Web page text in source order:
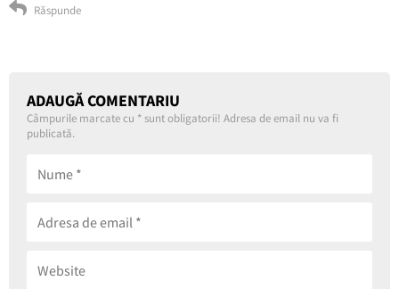
Răspunde
ADAUGĂ COMENTARIU
Câmpurile marcate cu *sunt obligatorii! Adresa de email nu va fi
publicată.